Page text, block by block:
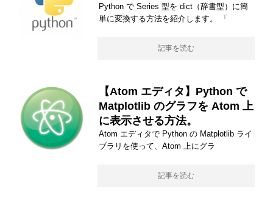
Python で Series 型を dict（辞書型）に簡
単に変換する方法を紹介します。 「
記事を読む
【Atom エディタ】Python で
Matplotlib のグラフを Atom 上
に表示させる方法。
Atom エディタで Python の Matplotlib ライ
ブラリを使って、Atom 上にグラ
記事を読む